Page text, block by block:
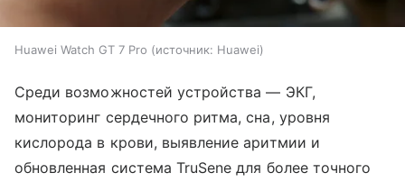
Huawei Watch GT 7 Pro источник: Huawei
Среди возможностей устройства — ЭКГ,
мониторинг сердечного ритма, сна, уровня
кислорода в крови, выявление аритмии и
обновленная система TruSene для более точного